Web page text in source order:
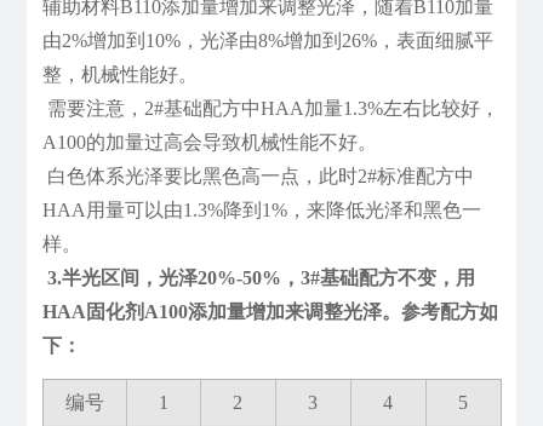
辅助材料B110添加量增加来调整光泽，随着B110加量
由2%增加到10%，光泽由8%增加到26%，表面细腻平
整，机械性能好。
需要注意，2#基础配方中HAA加量1.3%左右比较好，
A100的加量过高会导致机械性能不好。
白色体系光泽要比黑色高一点，此时2#标准配方中
HAA用量可以由1.3%降到1%，来降低光泽和黑色一
样。
3.半光区间，光泽20%-50%，3#基础配方不变，用
HAA固化剂A100添加量增加来调整光泽。参考配方如
下：
编号 1 2 3 4 5